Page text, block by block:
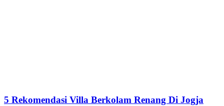
5 Rekomendasi Villa Berkolam Renang Di Jogja